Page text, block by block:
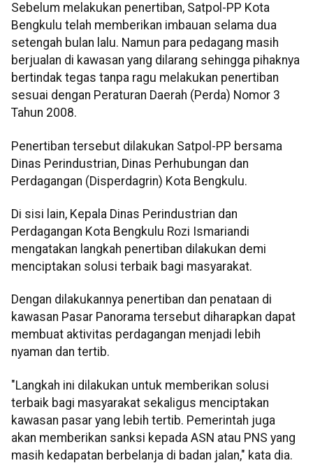
Sebelum melakukan penertiban, Satpol-PP Kota
Bengkulu telah memberikan imbauan selama dua
setengah bulan lalu. Namun para pedagang masih
berjualan di kawasan yang dilarang sehingga pihaknya
bertindak tegas tanpa ragu melakukan penertiban
sesuai dengan Peraturan Daerah (Perda) Nomor 3
Tahun 2008.
Penertiban tersebut dilakukan Satpol-PP bersama
Dinas Perindustrian, Dinas Perhubungan dan
Perdagangan (Disperdagrin) Kota Bengkulu.
Di sisi lain, Kepala Dinas Perindustrian dan
Perdagangan Kota Bengkulu Rozi Ismariandi
mengatakan langkah penertiban dilakukan demi
menciptakan solusi terbaik bagi masyarakat.
Dengan dilakukannya penertiban dan penataan di
kawasan Pasar Panorama tersebut diharapkan dapat
membuat aktivitas perdagangan menjadi lebih
nyaman dan tertib.
"Langkah ini dilakukan untuk memberikan solusi
terbaik bagi masyarakat sekaligus menciptakan
kawasan pasar yang lebih tertib. Pemerintah juga
akan memberikan sanksi kepada ASN atau PNS yang
masih kedapatan berbelanja di badan jalan," kata dia.